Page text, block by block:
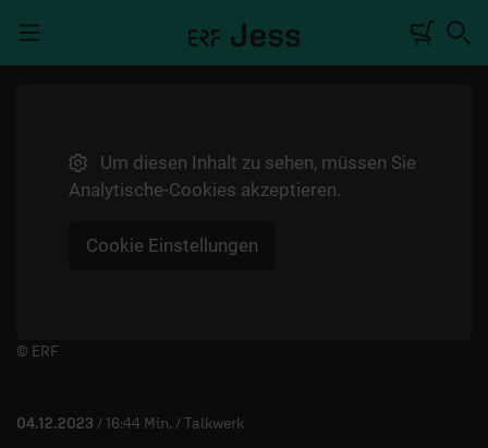
TALKWERK
PODCASTS
Um diesen Inhalt zu sehen, müssen Sie
Analytische-Cookies akzeptieren.
Cookie Einstellungen
Player starten/anhalten
© ERF
04.12.2023 / 16:44 Min. / Talkwerk